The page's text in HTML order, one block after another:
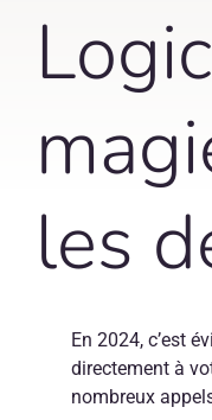
les
En 2024, c’est
directement à
nombreux